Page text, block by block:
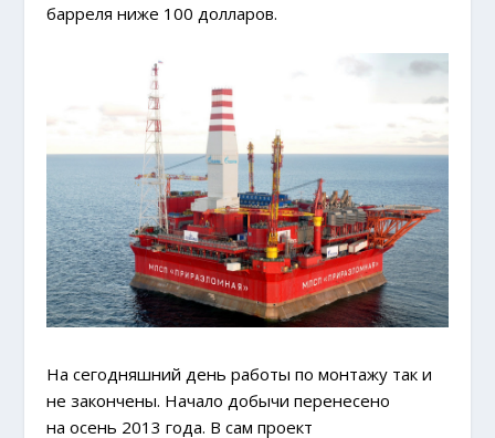
барреля ниже 100 долларов.
На сегодняшний день работы по монтажу так и
не закончены. Начало добычи перенесено
на осень 2013 года. В сам проект